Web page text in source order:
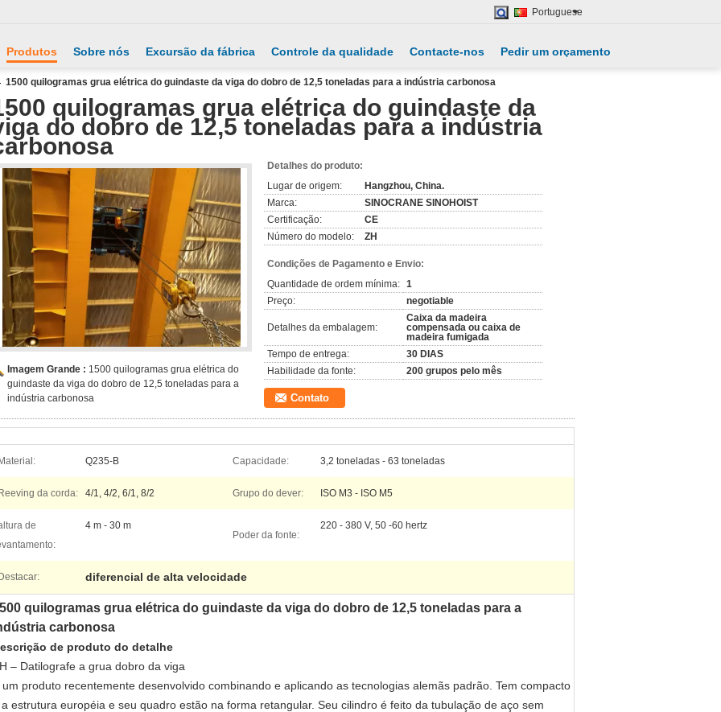
Portuguese
Produtos Sobre nós Excursão da fábrica Controle da qualidade Contacte-nos Pedir um orçamento
1500 quilogramas grua elétrica do guindaste da viga do dobro de 12,5 toneladas para a indústria carbonosa
quilogramas grua elétrica do guindaste da
do dobro de 12,5 toneladas para a indústria
Imagem Grande : 1500 quilogramas grua elétrica do
guindaste da viga do dobro de 12,5 toneladas para a
indústria carbonosa
Detalhes do produto:
Lugar de origem:
Hangzhou, China.
Marca:
SINOCRANE SINOHOIST
Certificação:
CE
Número do modelo:
ZH
Condições de Pagamento e Envio:
Quantidade de ordem mínima: 1
Preço:
negotiable
Detalhes da embalagem:
Caixa da madeira
compensada ou caixa de
madeira fumigada
Tempo de entrega:
30 DIAS
Habilidade da fonte:
200 grupos pelo mês
Contato
Q235-B Capacidade: 3,2 toneladas - 63 toneladas
da corda: 4/1, 4/2, 6/1, 8/2 Grupo do dever: ISO M3 - ISO M5
de
4 m - 30 m
Poder da fonte:
220 - 380 V, 50 -60 hertz
diferencial de alta velocidade
quilogramas grua elétrica do guindaste da viga do dobro de 12,5 toneladas para a
carbonosa
de produto do detalhe
– Datilografe a grua dobro da viga
um produto recentemente desenvolvido combinando e aplicando as tecnologias alemãs padrão. Tem compacto
estrutura européia e seu quadro estão na forma retangular. Seu cilindro é feito da tubulação de aço sem